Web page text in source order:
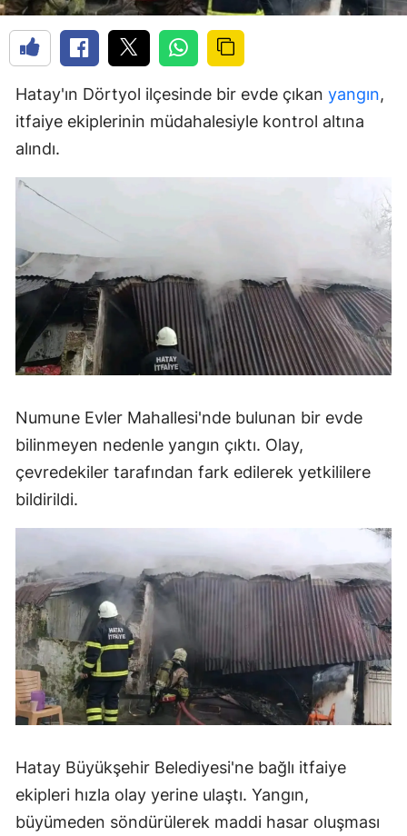
Hatay'ın Dörtyol ilçesinde bir evde çıkan yangın,
itfaiye ekiplerinin müdahalesiyle kontrol altına
alındı.
Numune Evler Mahallesi'nde bulunan bir evde
bilinmeyen nedenle yangın çıktı. Olay,
çevredekiler tarafından fark edilerek yetkililere
bildirildi.
Hatay Büyükşehir Belediyesi'ne bağlı itfaiye
ekipleri hızla olay yerine ulaştı. Yangın,
büyümeden söndürülerek maddi hasar oluşması